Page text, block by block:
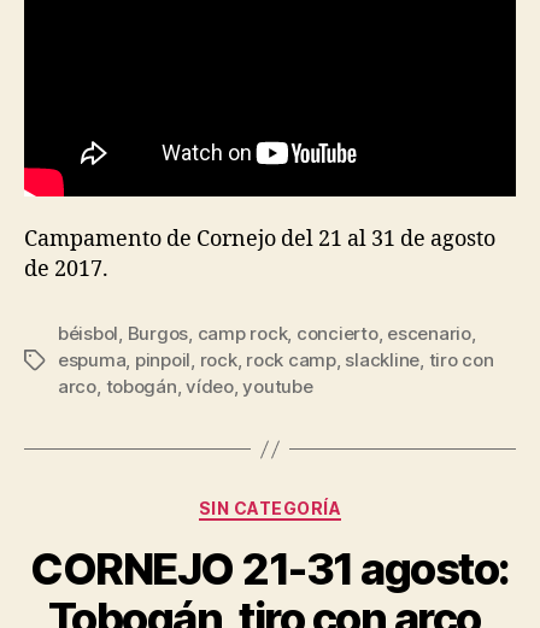
Campamento de Cornejo del 21 al 31 de agosto
de 2017.
béisbol, Burgos, camp rock, concierto, escenario,
espuma, pinpoil, rock, rock camp, slackline, tiro con
arco, tobogán,vídeo,youtube
SIN CATEGORÍA
CORNEJO 21-31 agosto: